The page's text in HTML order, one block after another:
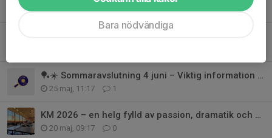
Tidigare nyheter
🏓☀️ Sommaravslutning 4 juni – Viktig information inför sommaren!
25 maj, 11:17 1
KM 2026 – en helg fylld av passion, dramatik och över 800 matcher
20 maj, 09:17 0
Bara nödvändiga